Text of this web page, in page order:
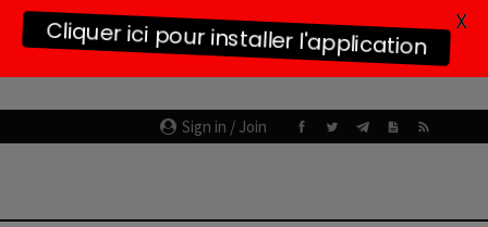
Sign in / Join
Cliquer ici pour installer l'application
X